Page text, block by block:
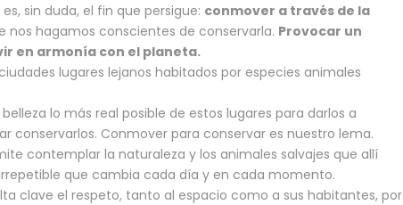
sin duda, el fin que persigue: conmover a través de la
nos hagamos conscientes de conservarla. Provocar un
en armonía con el planeta.
lugares lejanos habitados por especies animales
lo más real posible de estos lugares para darlos a
conservarlos. Conmover para conservar es nuestro lema.
contemplar la naturaleza y los animales salvajes que allí
que cambia cada día y en cada momento.
clave el respeto, tanto al espacio como a sus habitantes, por